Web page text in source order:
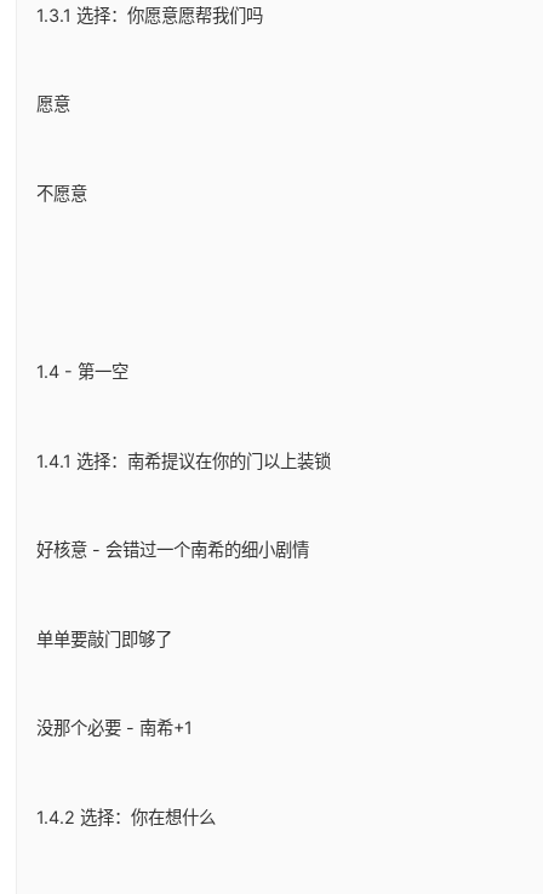
1.3.1 选择：你愿意愿帮我们吗
愿意
不愿意
1.4 - 第一空
1.4.1 选择：南希提议在你的门以上装锁
好核意 - 会错过一个南希的细小剧情
单单要敲门即够了
没那个必要 - 南希+1
1.4.2 选择：你在想什么